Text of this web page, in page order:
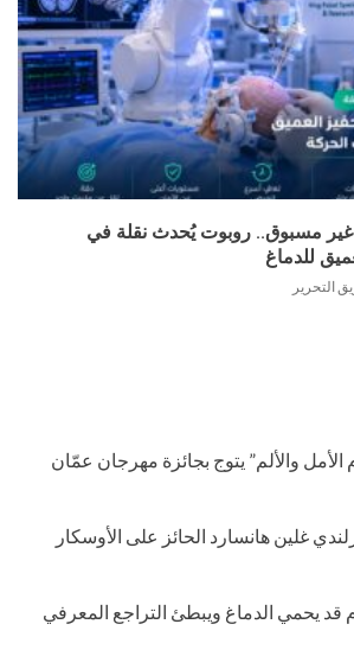
مسبوق.. روبوت يُحدث نقلة في
للدماغ
التحرير
الأمل والألم” يتوج بجائزة مهرجان عمّان
غلين هانسارد الحائز على الأوسكار
قد يحمي الدماغ ويبطئ التراجع المعرفي